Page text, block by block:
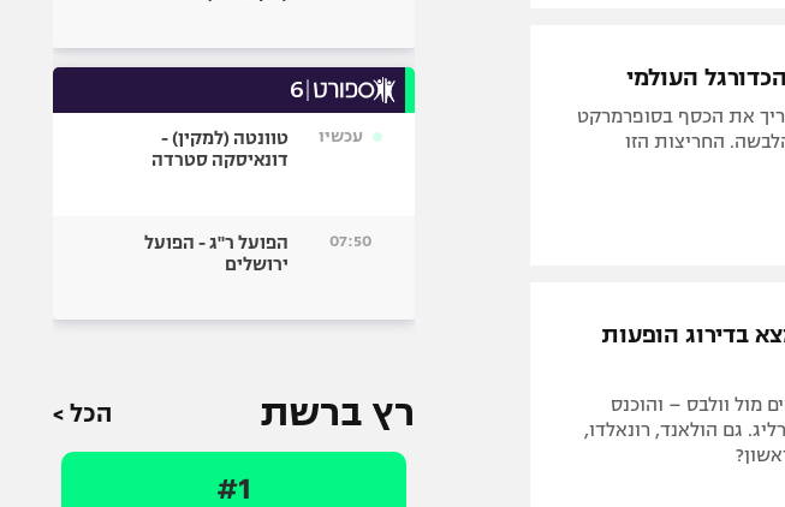
העולמי
את הכסף בסופרמרקט
החריצות הזו
בדירוג הופעות
מול וולבס – והוכנס
גם הולאנד, רונאלדו,
עכשיו
טוונטה (למקין) -
דונאיסקה סטרדה
07:50
הפועל ר"ג - הפועל
ירושלים
רץ ברשת הכל >
#1